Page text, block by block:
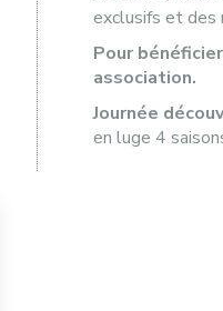
exclusifs et des
Pour
association.
Journée
en luge 4